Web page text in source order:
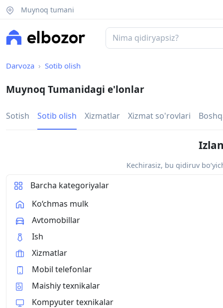
Muynoq tumani
Darvoza Sotib olish
Muynoq Tumanidagi e'lonlar
Sotish Sotib olish Xizmatlar Xizmat so'rovlari
Kechirasiz, bu qidiruv
Barcha kategoriyalar
Ko‘chmas mulk
Avtomobillar
Ish
Xizmatlar
Mobil telefonlar
Maishiy texnikalar
Kompyuter texnikalar